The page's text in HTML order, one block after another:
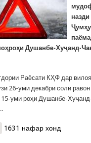
Душанбе-Хуҷанд-
Раёсати КҲФ дар
26-уми декабри соли
уми роҳи Душанбе-
Ҳодисаи нақлиётӣ дар
1631 нафар хонд